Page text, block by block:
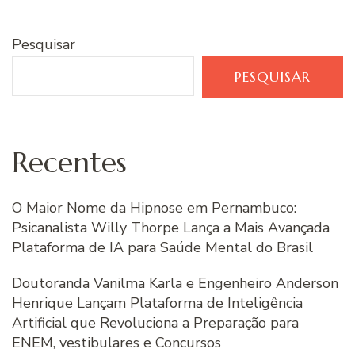
Pesquisar
PESQUISAR
Recentes
O Maior Nome da Hipnose em Pernambuco:
Psicanalista Willy Thorpe Lança a Mais Avançada
Plataforma de IA para Saúde Mental do Brasil
Doutoranda Vanilma Karla e Engenheiro Anderson
Henrique Lançam Plataforma de Inteligência
Artificial que Revoluciona a Preparação para
ENEM, vestibulares e Concursos